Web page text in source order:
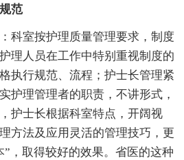
范
室按护理质量管理要求，制度
理人员在工作中特别重视制度的
执行规范、流程；护士长管理紧
护理管理者的职责，不讲形式，
护士长根据科室特点，开阔视
方法及应用灵活的管理技巧，更
”，取得较好的效果。省医的这种